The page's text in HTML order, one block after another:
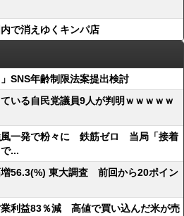
で消えゆくキンパ店
SNS年齢制限法案提出検討
いる自民党議員9人が判明ｗｗｗｗｗ
風一発で粉々に 鉄筋ゼロ 当局「接着
...
増56.3(%) 東大調査 前回から20ポイン
業利益83％減 高値で買い込んだ米が売